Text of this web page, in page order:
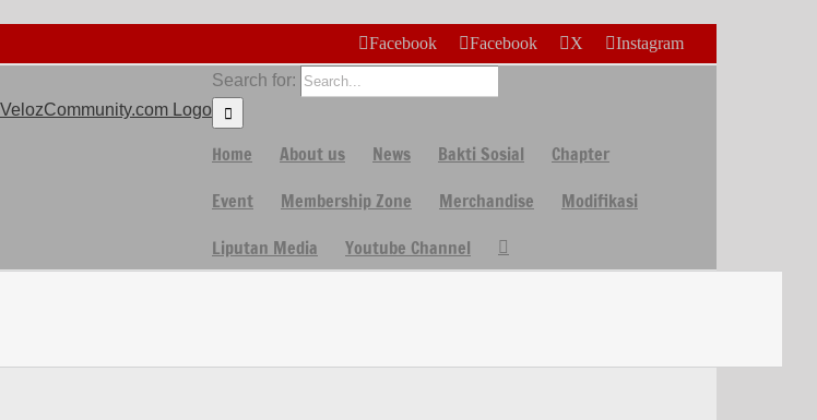
Facebook
Facebook X
Instagram
Search for:
Home About us News Bakti Sosial
Chapter
Event
Membership Zone Merchandise
Modifikasi
Liputan Media
Youtube Channel